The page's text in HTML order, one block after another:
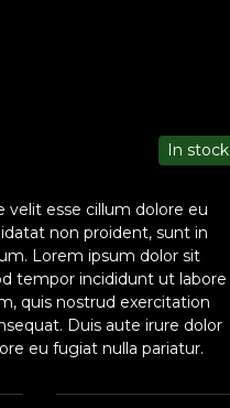
In stock
velit esse cillum dolore eu
non proident, sunt in
Lorem ipsum dolor sit
tempor incididunt ut labore
quis nostrud exercitation
Duis aute irure dolor
eu fugiat nulla pariatur.